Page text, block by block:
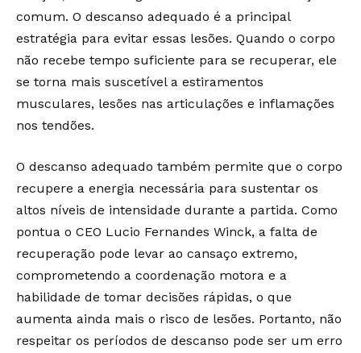
comum. O descanso adequado é a principal
estratégia para evitar essas lesões. Quando o corpo
não recebe tempo suficiente para se recuperar, ele
se torna mais suscetível a estiramentos
musculares, lesões nas articulações e inflamações
nos tendões.
O descanso adequado também permite que o corpo
recupere a energia necessária para sustentar os
altos níveis de intensidade durante a partida. Como
pontua o CEO Lucio Fernandes Winck, a falta de
recuperação pode levar ao cansaço extremo,
comprometendo a coordenação motora e a
habilidade de tomar decisões rápidas, o que
aumenta ainda mais o risco de lesões. Portanto, não
respeitar os períodos de descanso pode ser um erro